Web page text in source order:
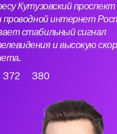
Кутузовский
проводной интернет
стабильный сигнал
и высокую
372 380